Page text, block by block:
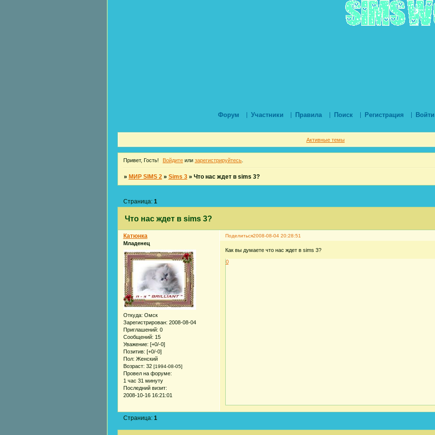
Форум Участники Правила Поиск Регистрация Войти
Активные темы
Привет, Гость! Войдите или зарегистрируйтесь
» МИР SIMS 2 » Sims 3 » Что нас ждет в sims 3?
Что нас ждет в sims 3?
Страница: 1
Поделиться2008-08-04 20:28:51
Катюнка
Младенец
Откуда: Омск
Зарегистрирован: 2008-08-04
Приглашений: 0
Сообщений: 15
Уважение: [+0/-0]
Позитив: [+0/-0]
Пол: Женский
Возраст: 32 [1994-08-05]
Провел на форуме:
1 час 31 минуту
Последний визит:
2008-10-16 16:21:01
Как вы думаете что нас ждет в sims 3?
0
Страница: 1